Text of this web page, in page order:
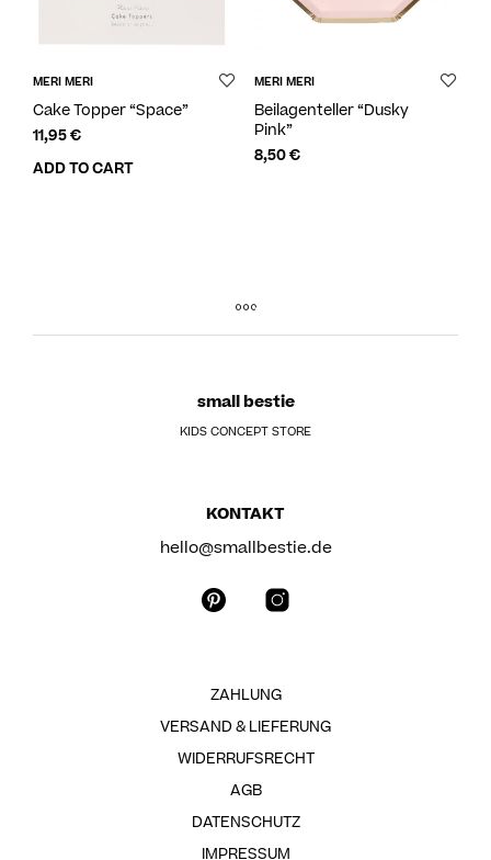
MERI MERI
Cake Topper “Space”
11,95€
ADD TO CART
MERI MERI
Beilagenteller “Dusky
Pink”
8,50€
small bestie
KIDS CONCEPT STORE
KONTAKT
hello@smallbestie.de
ZAHLUNG
VERSAND & LIEFERUNG
WIDERRUFSRECHT
AGB
DATENSCHUTZ
IMPRESSUM